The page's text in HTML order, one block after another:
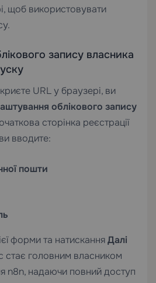
щоб використовувати
запису власника
URL у браузері, ви
облікового запису
сторінка реєстрації
вводите:
пошти
форми та натисканняДалі
стає головним власником
n8n, надаючи повний доступ